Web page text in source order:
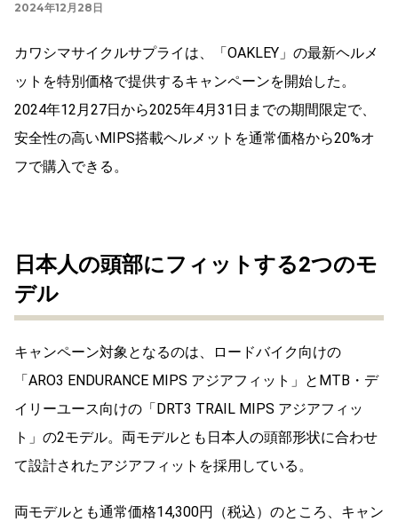
2024年12月28日
カワシマサイクルサプライは、「OAKLEY」の最新ヘルメ
ットを特別価格で提供するキャンペーンを開始した。
2024年12月27日から2025年4月31日までの期間限定で、
安全性の高いMIPS搭載ヘルメットを通常価格から20%オ
フで購入できる。
日本人の頭部にフィットする2つのモ
デル
キャンペーン対象となるのは、ロードバイク向けの
「ARO3 ENDURANCE MIPS アジアフィット」とMTB・デ
イリーユース向けの「DRT3 TRAIL MIPS アジアフィッ
ト」の2モデル。両モデルとも日本人の頭部形状に合わせ
て設計されたアジアフィットを採用している。
両モデルとも通常価格14,300円（税込）のところ、キャン